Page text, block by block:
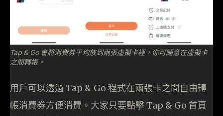
Tap & Go 會將消費券平均放到兩張虛擬卡裡，你可隨意在虛擬卡
之間轉帳。
用戶可以透過 Tap & Go 程式在兩張卡之間自由轉
帳消費券方便消費。大家只要點擊 Tap & Go 首頁